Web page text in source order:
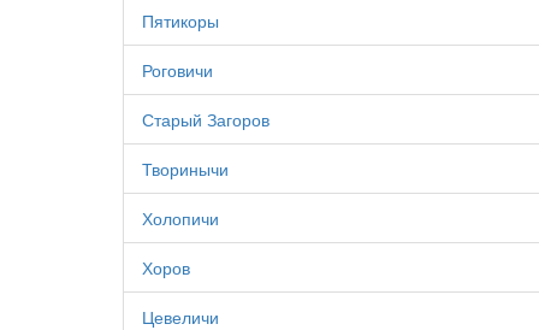
Пятикоры
Роговичи
Старый Загоров
Творинычи
Холопичи
Хоров
Цевеличи